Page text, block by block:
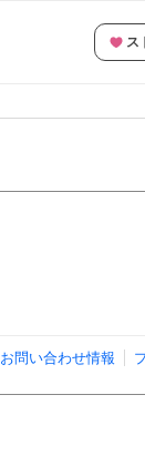
ス
お問い合わせ情報